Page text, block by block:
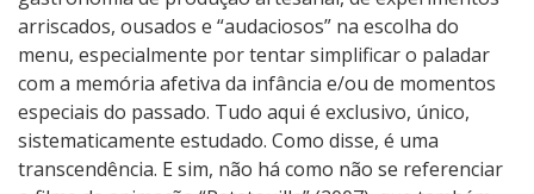
arriscados, ousados e “audaciosos” na escolha do
menu, especialmente por tentar simplificar o paladar
com a memória afetiva da infância e/ou de momentos
especiais do passado. Tudo aqui é exclusivo, único,
sistematicamente estudado. Como disse, é uma
transcendência. E sim, não há como não se referenciar